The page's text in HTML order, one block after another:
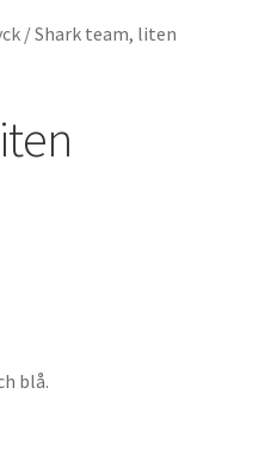
/Shark team, liten
blå.